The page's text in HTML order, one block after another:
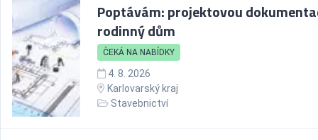
Poptávám: projektovou
rodinný dům
ČEKÁ NA NABÍDKY
4. 8. 2026
Karlovarský kraj
Stavebnictví